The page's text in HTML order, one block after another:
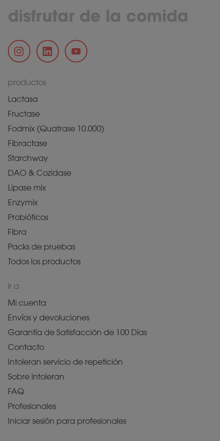
disfrutar de la comida
productos
Lactasa
Fructase
Fodmix (Quatrase 10.000)
Fibractase
Starchway
DAO & Cozidase
Lipase mix
Enzymix
Probióticos
Fibra
Packs de pruebas
Todos los productos
ir a
Mi cuenta
Envíos y devoluciones
Garantía de Satisfacción de 100 Días
Contacto
Intoleran servicio de repetición
Sobre intoleran
FAQ
Profesionales
Iniciar sesión para profesionales